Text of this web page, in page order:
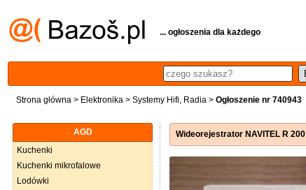
... ogłoszenia dla każdego
Strona główna > Elektronika > Systemy Hifi, Radia > Ogłoszenie nr 740943
AGD
Kuchenki
Kuchenki mikrofalowe
Lodówki
Wideorejestrator NAVITEL R 200